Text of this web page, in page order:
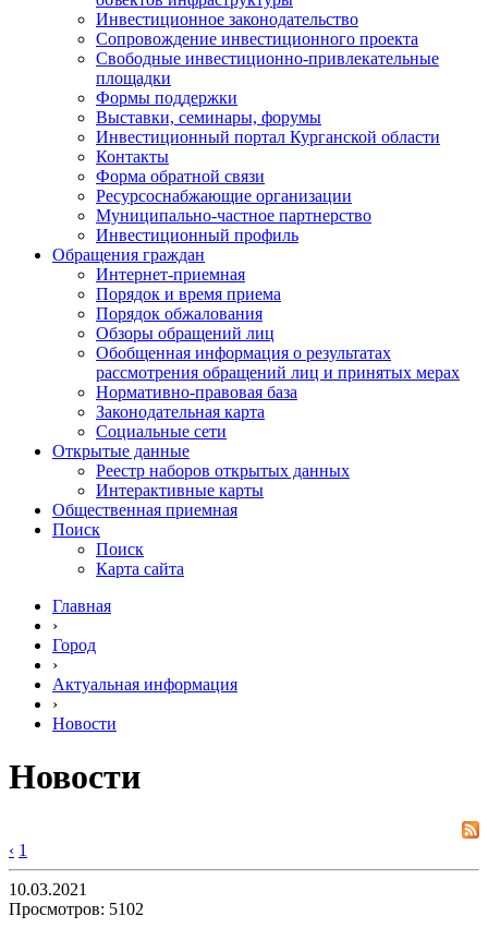
Инвестиционное законодательство
Сопровождение инвестиционного проекта
Свободные инвестиционно-привлекательные
площадки
Формы поддержки
Выставки, семинары, форумы
Инвестиционный портал Курганской области
Контакты
Форма обратной связи
Ресурсоснабжающие организации
Муниципально-частное партнерство
Инвестиционный профиль
Обращения граждан
Интернет-приемная
Порядок и время приема
Порядок обжалования
Обзоры обращений лиц
Обобщенная информация о результатах
рассмотрения обращений лиц и принятых мерах
Нормативно-правовая база
Законодательная карта
Социальные сети
Открытые данные
Реестр наборов открытых данных
Интерактивные карты
Общественная приемная
Поиск
Поиск
Карта сайта
Главная
›
Город
›
Актуальная информация
›
Новости
Новости
‹ 1
10.03.2021
Просмотров: 5102